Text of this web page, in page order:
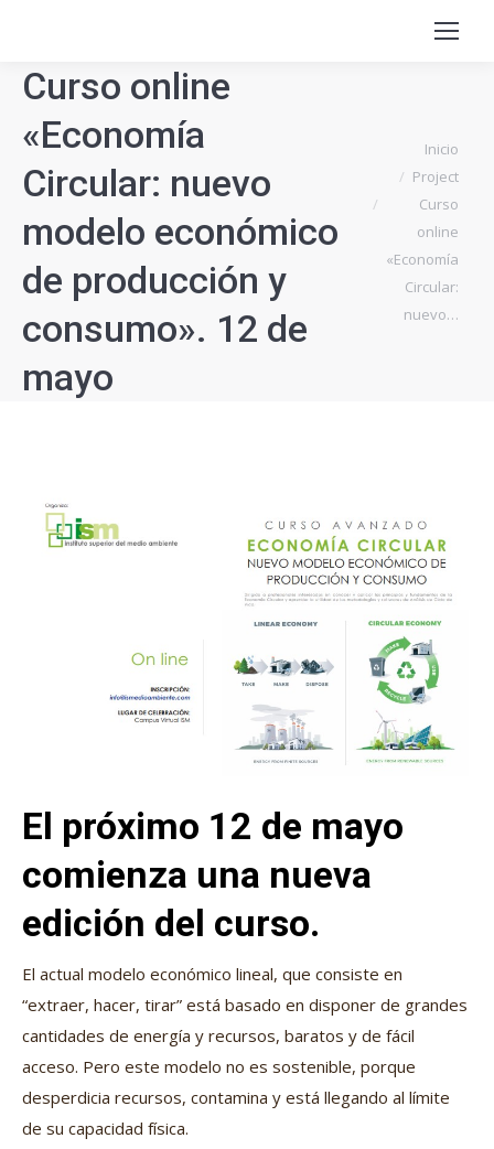
Curso online
«Economía
Circular: nuevo
modelo económico
de producción y
consumo». 12 de
mayo
Estás aquí:Inicio
Project
Curso
online
«Economía
Circular:
nuevo…
El próximo 12 de mayo
comienza una nueva
edición del curso.
El actual modelo económico lineal, que consiste en
“extraer, hacer, tirar” está basado en disponer de grandes
cantidades de energía y recursos, baratos y de fácil
acceso. Pero este modelo no es sostenible, porque
desperdicia recursos, contamina y está llegando al límite
de su capacidad física.